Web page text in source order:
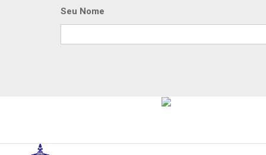
Seu Nome